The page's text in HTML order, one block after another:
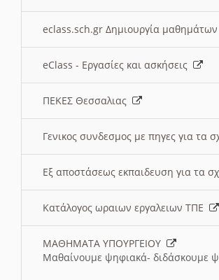
eclass.sch.gr Δημιουργία μαθημάτων
eClass - Εργασίες και ασκήσεις
ΠΕΚΕΣ Θεσσαλιας
Γενικος συνδεσμος με πηγες για τα
Εξ αποστάσεως εκπαιδευση για τα
Κατάλογος ωραιων εργαλειων ΤΠΕ
ΜΑΘΗΜΑΤΑ ΥΠΟΥΡΓΕΙΟΥ
Μαθαίνουμε ψηφιακά- διδάσκουμε